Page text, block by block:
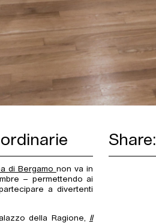
Share:
di Bergamo non va in
– permettendo ai
a divertenti
della Ragione, Il